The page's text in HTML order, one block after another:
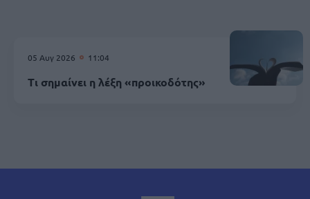
05 Αυγ 2026 11:04
Τι σημαίνει η λέξη «προικοδότης»